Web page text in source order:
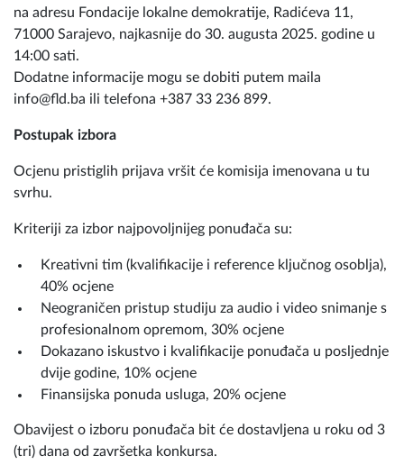
na adresu Fondacije lokalne demokratije, Radićeva 11,
71000 Sarajevo, najkasnije do 30. augusta 2025. godine u
14:00 sati.
Dodatne informacije mogu se dobiti putem maila
info@fld.ba ili telefona +387 33 236 899.
Postupak izbora
Ocjenu pristiglih prijava vršit će komisija imenovana u tu
svrhu.
Kriteriji za izbor najpovoljnijeg ponuđača su:
Kreativni tim (kvalifikacije i reference ključnog osoblja),
40% ocjene
Neograničen pristup studiju za audio i video snimanje s
profesionalnom opremom, 30% ocjene
Dokazano iskustvo i kvalifikacije ponuđača u posljednje
dvije godine, 10% ocjene
Finansijska ponuda usluga, 20% ocjene
Obavijest o izboru ponuđača bit će dostavljena u roku od 3
(tri) dana od završetka konkursa.